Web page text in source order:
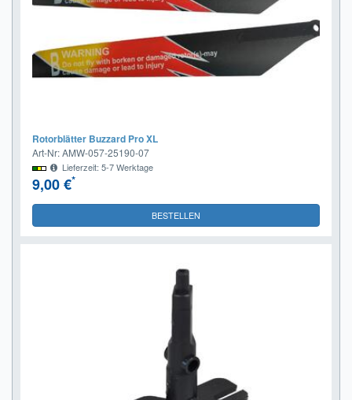
Rotorblätter Buzzard Pro XL
Art-Nr: AMW-057-25190-07
Lieferzeit: 5-7 Werktage
9,00 €*
BESTELLEN